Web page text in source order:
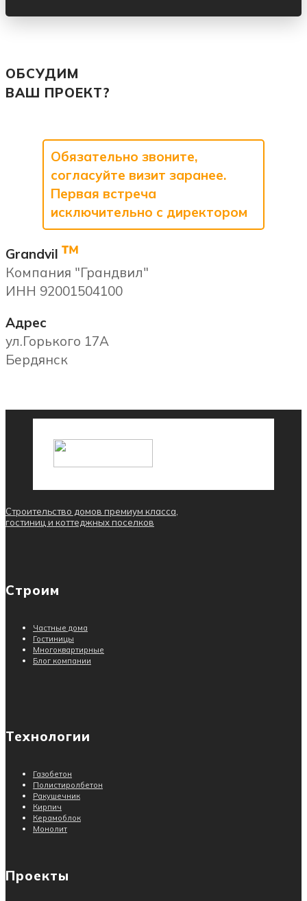
ОБСУДИМ
ВАШ ПРОЕКТ?
Обязательно звоните,
согласуйте визит заранее.
Первая встреча
исключительно с директором
Grandvil ™
Компания "Грандвил"
ИНН 92001504100
Адрес
ул.Горького 17А
Бердянск
Строительство домов премиум класса,
гостиниц и коттеджных поселков
Строим
Частные дома
Гостиницы
Многоквартирные
Блог компании
Технологии
Газобетон
Полистиролбетон
Ракушечник
Кирпич
Керамоблок
Монолит
Проекты